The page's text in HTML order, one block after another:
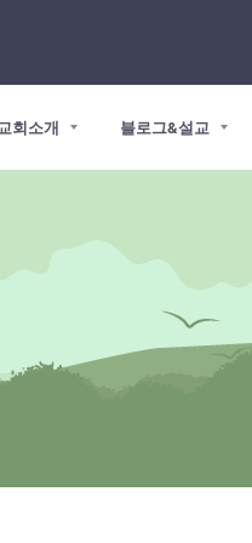
회소개 블로그&설교